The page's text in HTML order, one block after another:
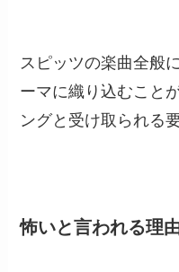
スピッツの楽曲全般
ーマに織り込むこと
ングと受け取られる
怖いと言われる理